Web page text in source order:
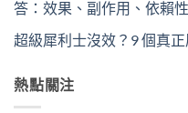
答：效果、副作用、依賴
超級犀利士沒效？9 個真
熱點關注